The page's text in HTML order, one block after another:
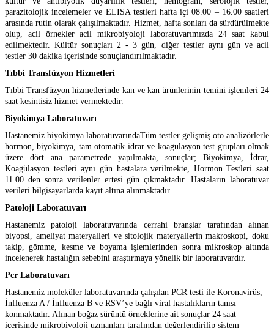
parazitolojik incelemeler ve ELISA testleri hafta içi 08.00 – 16.00 saatleri
arasında rutin olarak çalışılmaktadır. Hizmet, hafta sonları da sürdürülmekte
olup, acil örnekler acil mikrobiyoloji laboratuvarımızda 24 saat kabul
edilmektedir. Kültür sonuçları 2 - 3 gün, diğer testler aynı gün ve acil
testler 30 dakika içerisinde sonuçlandırılmaktadır.
Tıbbi Transfüzyon Hizmetleri
Tıbbi Transfüzyon hizmetlerinde kan ve kan ürünlerinin temini işlemleri 24
saat kesintisiz hizmet vermektedir.
Biyokimya Laboratuvarı
Hastanemiz biyokimya laboratuvarındaTüm testler gelişmiş oto analizörlerle
hormon, biyokimya, tam otomatik idrar ve koagulasyon test grupları olmak
üzere dört ana parametrede yapılmakta, sonuçlar; Biyokimya, İdrar,
Koagülasyon testleri aynı gün hastalara verilmekte, Hormon Testleri saat
11.00 den sonra verilenler ertesi gün çıkmaktadır. Hastaların laboratuvar
verileri bilgisayarlarda kayıt altına alınmaktadır.
Patoloji Laboratuvarı
Hastanemiz patoloji laboratuvarında cerrahi branşlar tarafından alınan
biyopsi, ameliyat materyalleri ve sitolojik materyallerin makroskopi, doku
takip, gömme, kesme ve boyama işlemlerinden sonra mikroskop altında
incelenerek hastalığın sebebini araştırmaya yönelik bir laboratuvardır.
Pcr Laboratuvarı
Hastanemiz moleküler laboratuvarında çalışılan PCR testi ile Koronavirüs,
İnfluenza A / İnfluenza B ve RSV’ye bağlı viral hastalıkların tanısı
konmaktadır. Alınan boğaz sürüntü örneklerine ait sonuçlar 24 saat
içerisinde mikrobiyoloji uzmanları tarafından değerlendirilip sistem